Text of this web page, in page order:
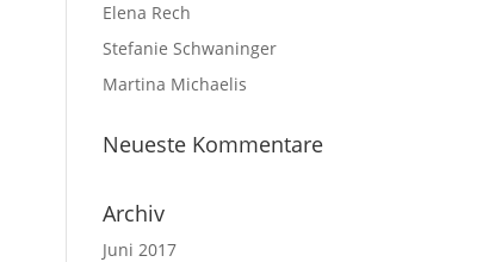
Elena Rech
Stefanie Schwaninger
Martina Michaelis
Neueste Kommentare
Archiv
Juni 2017